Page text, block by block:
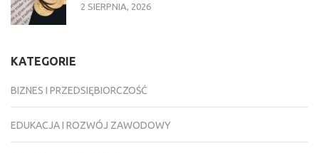
2 SIERPNIA, 2026
KATEGORIE
BIZNES I PRZEDSIĘBIORCZOŚĆ
EDUKACJA I ROZWÓJ ZAWODOWY